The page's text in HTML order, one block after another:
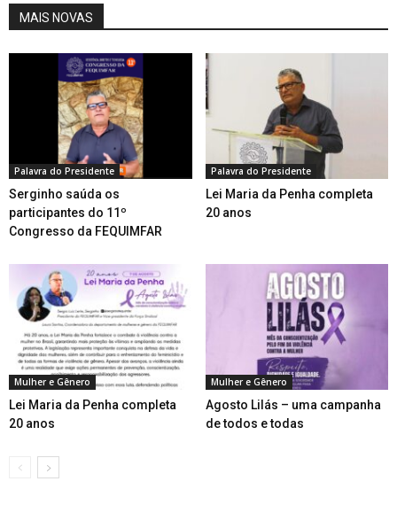
MAIS NOVAS
Palavra do Presidente
Serginho saúda os
participantes do 11º
Congresso da FEQUIMFAR
Palavra do Presidente
Lei Maria da Penha completa
20 anos
Mulher e Gênero
Lei Maria da Penha completa
20 anos
Mulher e Gênero
Agosto Lilás – uma campanha
de todos e todas